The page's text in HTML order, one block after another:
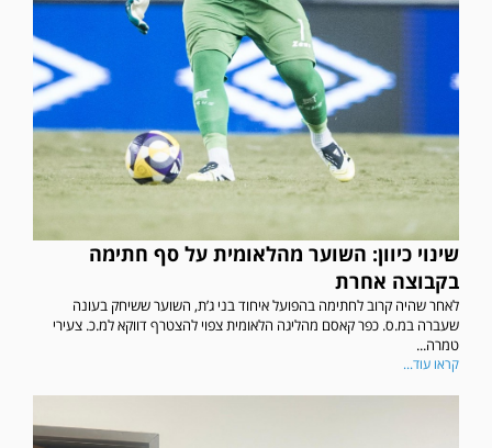
שינוי כיוון: השוער מהלאומית על סף חתימה
בקבוצה אחרת
לאחר שהיה קרוב לחתימה בהפועל איחוד בני ג’ת, השוער ששיחק בעונה
שעברה במ.ס. כפר קאסם מהליגה הלאומית צפוי להצטרף דווקא למ.כ. צעירי
טמרה...
קראו עוד...